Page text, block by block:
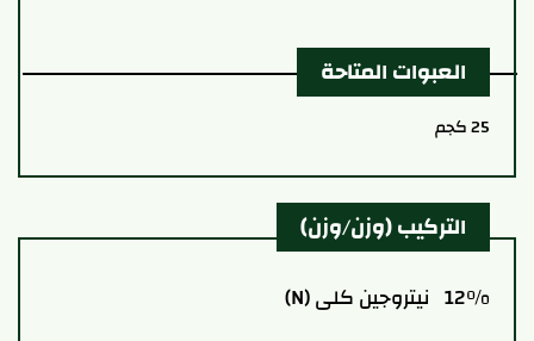
العبوات المتاحة
25 كجم
التركيب (وزن/وزن)
12% نيتروجين كلى (N)